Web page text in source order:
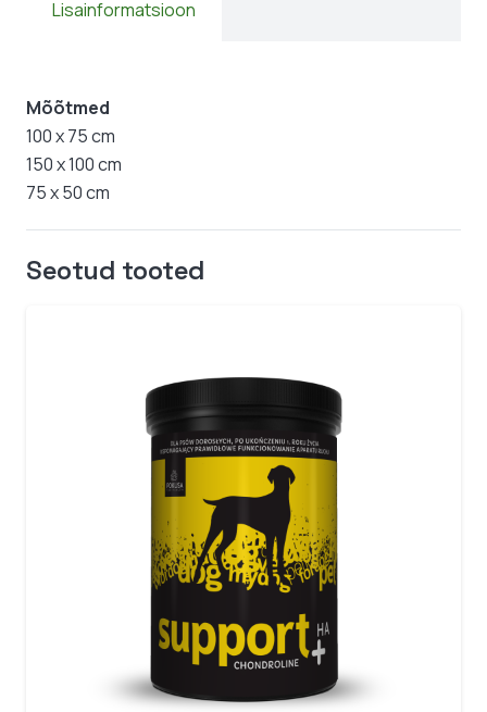
Lisainformatsioon
Mõõtmed
100 x 75 cm
150 x 100 cm
75 x 50 cm
Seotud tooted